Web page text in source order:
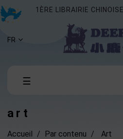
1ÈRE LIBRAIRIE
FR
Basculer
☰
art
Accueil Par contenu Art